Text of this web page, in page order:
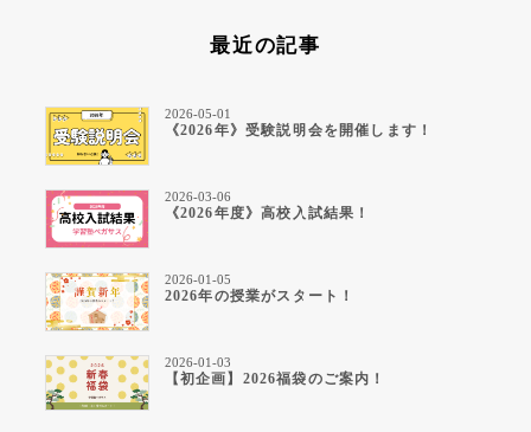
最近の記事
《2026年》受験説明会を開催します！
2026-05-01
《2026年度》高校入試結果！
2026-03-06
2026年の授業がスタート！
2026-01-05
【初企画】2026福袋のご案内！
2026-01-03